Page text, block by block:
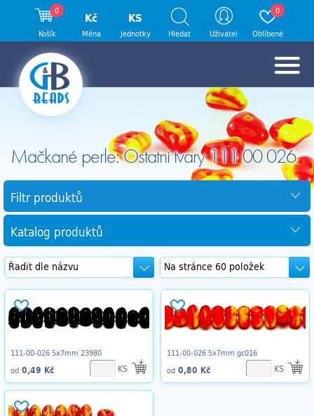
Mačkané perle: Ostatní tvary 111 00 026
Filtr produktů
Katalog produktů
111-00-026 5x7mm 23980
od 0,49 Kč KS
111-00-026 5x7mm gc016
od 0,80 Kč KS
0
Košík
Kč
Měna
KS
Jednotky Hledat Uživatel
0
Oblíbené